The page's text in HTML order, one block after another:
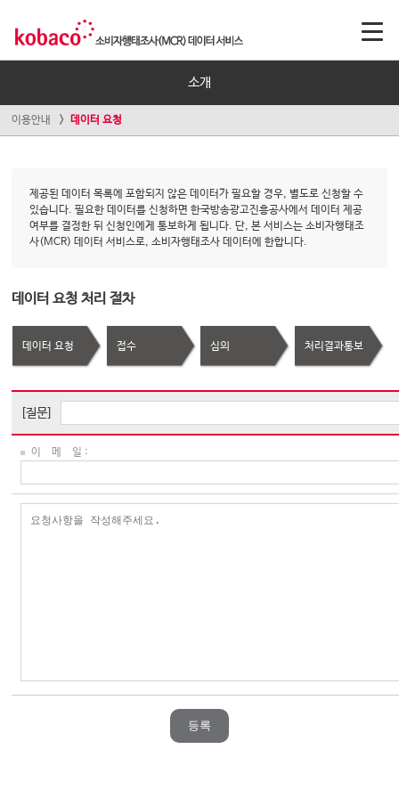
소개
이용안내 데이터 요청
제공된 데이터 목록에 포함되지 않은 데이터가 필요할 경우, 별도로 신청할 수
있습니다. 필요한 데이터를 신청하면 한국방송광고진흥공사에서 데이터 제공
여부를 결정한 뒤 신청인에게 통보하게 됩니다. 단, 본 서비스는 소비자행태조
사(MCR) 데이터 서비스로, 소비자행태조사 데이터에 한합니다.
데이터 요청 처리 절차
데이터 요청 접수 심의 처리결과통보
[질문]
이 메 일 :
등록